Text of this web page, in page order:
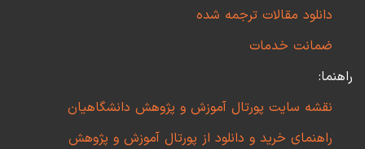
دانلود مقالات ترجمه شده
ضمانت خدمات
راهنما:
نقشه سایت پورتال آموزش و پژوهش دانشگاهیان
راهنمای خرید و دانلود از پورتال آموزش و پژوهش